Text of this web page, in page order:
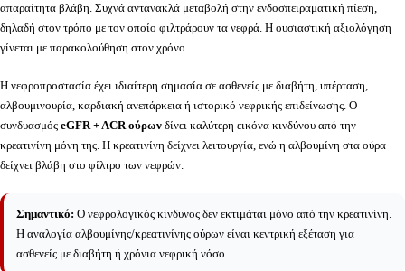
απαραίτητα βλάβη. Συχνά αντανακλά μεταβολή στην ενδοσπειραματική πίεση,
δηλαδή στον τρόπο με τον οποίο φιλτράρουν τα νεφρά. Η ουσιαστική αξιολόγηση
γίνεται με παρακολούθηση στον χρόνο.
Η νεφροπροστασία έχει ιδιαίτερη σημασία σε ασθενείς με διαβήτη, υπέρταση,
αλβουμινουρία, καρδιακή ανεπάρκεια ή ιστορικό νεφρικής επιδείνωσης. Ο
συνδυασμός eGFR + ACR ούρων δίνει καλύτερη εικόνα κινδύνου από την
κρεατινίνη μόνη της. Η κρεατινίνη δείχνει λειτουργία, ενώ η αλβουμίνη στα ούρα
δείχνει βλάβη στο φίλτρο των νεφρών.
Σημαντικό: Ο νεφρολογικός κίνδυνος δεν εκτιμάται μόνο από την κρεατινίνη.
Η αναλογία αλβουμίνης/κρεατινίνης ούρων είναι κεντρική εξέταση για
ασθενείς με διαβήτη ή χρόνια νεφρική νόσο.